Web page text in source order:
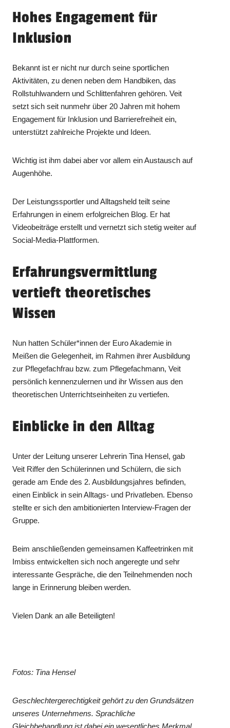
Hohes Engagement für
Inklusion
Bekannt ist er nicht nur durch seine sportlichen
Aktivitäten, zu denen neben dem Handbiken, das
Rollstuhlwandern und Schlittenfahren gehören. Veit
setzt sich seit nunmehr über 20 Jahren mit hohem
Engagement für Inklusion und Barrierefreiheit ein,
unterstützt zahlreiche Projekte und Ideen.
Wichtig ist ihm dabei aber vor allem ein Austausch auf
Augenhöhe.
Der Leistungssportler und Alltagsheld teilt seine
Erfahrungen in einem erfolgreichen Blog. Er hat
Videobeiträge erstellt und vernetzt sich stetig weiter auf
Social-Media-Plattformen.
Erfahrungsvermittlung
vertieft theoretisches
Wissen
Nun hatten Schüler*innen der Euro Akademie in
Meißen die Gelegenheit, im Rahmen ihrer Ausbildung
zur Pflegefachfrau bzw. zum Pflegefachmann, Veit
persönlich kennenzulernen und ihr Wissen aus den
theoretischen Unterrichtseinheiten zu vertiefen.
Einblicke in den Alltag
Unter der Leitung unserer Lehrerin Tina Hensel, gab
Veit Riffer den Schülerinnen und Schülern, die sich
gerade am Ende des 2. Ausbildungsjahres befinden,
einen Einblick in sein Alltags- und Privatleben. Ebenso
stellte er sich den ambitionierten Interview-Fragen der
Gruppe.
Beim anschließenden gemeinsamen Kaffeetrinken mit
Imbiss entwickelten sich noch angeregte und sehr
interessante Gespräche, die den Teilnehmenden noch
lange in Erinnerung bleiben werden.
Vielen Dank an alle Beteiligten!
Fotos: Tina Hensel
Geschlechtergerechtigkeit gehört zu den Grundsätzen
unseres Unternehmens. Sprachliche
Gleichbehandlung ist dabei ein wesentliches Merkmal.